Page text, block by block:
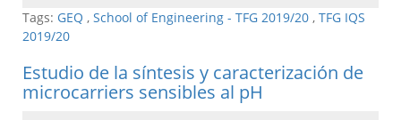
Tags: GEQ , School of Engineering - TFG 2019/20 , TFG IQS
2019/20
Estudio de la síntesis y caracterización de
microcarriers sensibles al pH